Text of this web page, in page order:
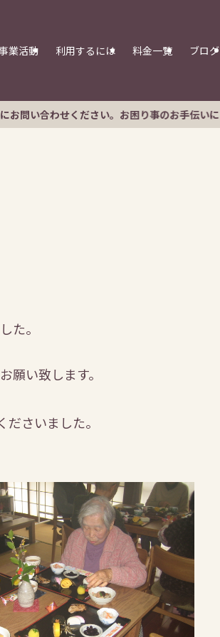
業活動 利用するには 料金一覧 ブログ
さい。お困り事のお手伝いにうかがいます！
た。
願い致します。
さいました。